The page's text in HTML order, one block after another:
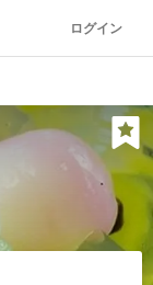
ログイン